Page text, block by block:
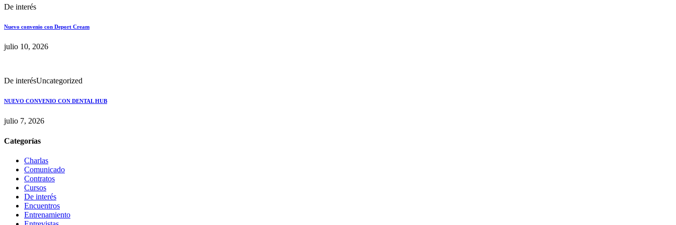
De interés
Nuevo convenio con Deport Cream
julio 10, 2026
De interésUncategorized
NUEVO CONVENIO CON DENTAL HUB
julio 7, 2026
Categorías
Charlas
Comunicado
Contratos
Cursos
De interés
Encuentros
Entrenamiento